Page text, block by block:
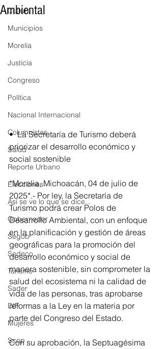
Cultura
Municipios
Morelia
Justicia
Congreso
Política
Nacional Internacional
Columnistas
Salud
Reporte Urbano
Elecciones
Así se ve lo que se dice...
Gobernador
Segob
Sedeco
Turismo
Sader
DIF
Mujeres
Scop
Ambiental
•⁠  ⁠La Secretaría de Turismo deberá
priorizar el desarrollo económico y
social sostenible
*Morelia, Michoacán, 04 de julio de
2025*.- Por ley, la Secretaría de
Turismo podrá crear Polos de
Desarrollo Ambiental, con un enfoque
en la planificación y gestión de áreas
geográficas para la promoción del
desarrollo económico y social de
manera sostenible, sin comprometer la
salud del ecosistema ni la calidad de
vida de las personas, tras aprobarse
reformas a la Ley en la materia por
parte del Congreso del Estado.
Con su aprobación, la Septuagésima